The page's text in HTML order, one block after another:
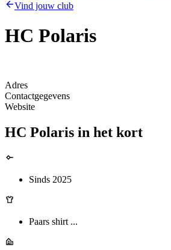
Vind jouw club
HC Polaris
Adres
Contactgegevens
Website
HC Polaris in het kort
Sinds 2025
Paars shirt ...